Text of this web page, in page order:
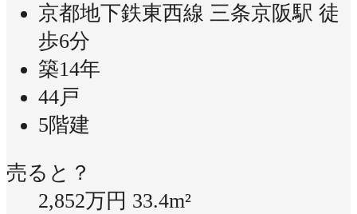
京都地下鉄東西線 三条京阪駅 徒
歩6分
築14年
44戸
5階建
売ると？
2,852万円 33.4m²